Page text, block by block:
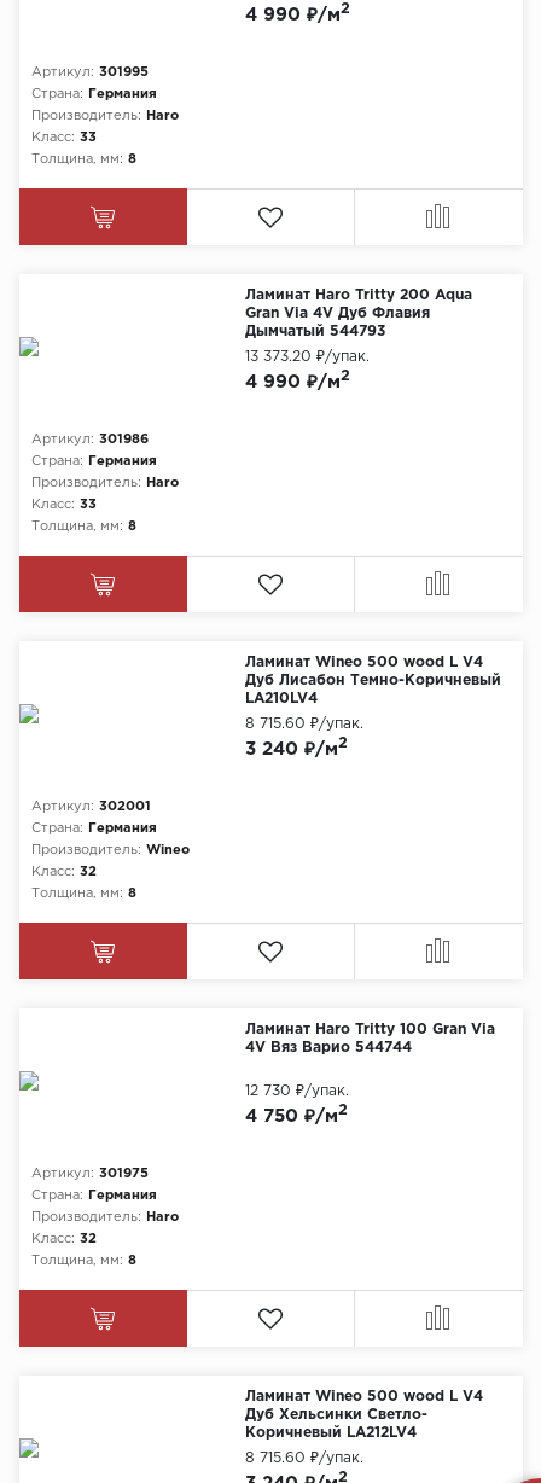
Артикул: 301995
Страна:
Германия
Производитель:
Haro
Класс: 33
Толщина, мм: 8
4 990 ₽/м2
Ламинат Haro Tritty 200 Aqua
Gran Via 4V Дуб Флавия
Дымчатый 544793
Артикул: 301986
Страна:
Германия
Производитель:
Haro
Класс: 33
Толщина, мм: 8
4 990 ₽/м2
13 373.20 ₽/упак.
Ламинат Wineo 500 wood L V4
Дуб Лисабон Темно-Коричневый
LA210LV4
Артикул: 302001
Страна:
Германия
Производитель: Wineo
Класс: 32
Толщина, мм: 8
3 240 ₽/м2
8 715.60 ₽/упак.
Ламинат Haro Tritty 100 Gran Via
4V Вяз Варио 544744
Артикул: 301975
Страна:
Германия
Производитель:
Haro
Класс: 32
Толщина, мм: 8
4 750 ₽/м2
12 730 ₽/упак.
Ламинат Wineo 500 wood L V4
Дуб Хельсинки Светло-
Коричневый LA212LV4
2
8 715.60 ₽/упак.